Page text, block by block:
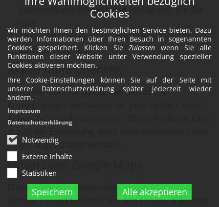
Cookies
Wir möchten Ihnen den bestmöglichen Service bieten. Dazu
werden Informationen über Ihren Besuch in sogenannten
Cookies gespeichert. Klicken SieZulassen wenn Sie alle
Funktionen dieser Website unter Verwendung spezieller
Cookies aktiveren möchten.
Ihre Cookie-Einstellungen können Sie auf der Seite mit
unserer Datenschutzerklärung später jederzeit wieder
ändern.
Notwendig
Externe Inhalte
Statistiken
Speichern Alle akzeptieren
Impressum
Datenschutzerklärung
Datenschutzerklärung von Instagram, die Sie
http://instagram.com/about/legal/privacy/
aufrufen können.
Aktive Komponenten
Im Informationsangebot werden aktive
Active-X-Controls verwendet. Diese Funktion kann
Ihnen abgeschaltet werden.
Einsatz von Google-Maps
Diese Webseite verwendet Google Maps von
Google Ireland Limited, Gordon House, 4 Barrow